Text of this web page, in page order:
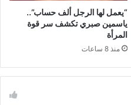
“يعمل لها الرجل ألف حساب”..
ياسمين صبري تكشف سر قوة
المرأة
منذ 8 ساعات